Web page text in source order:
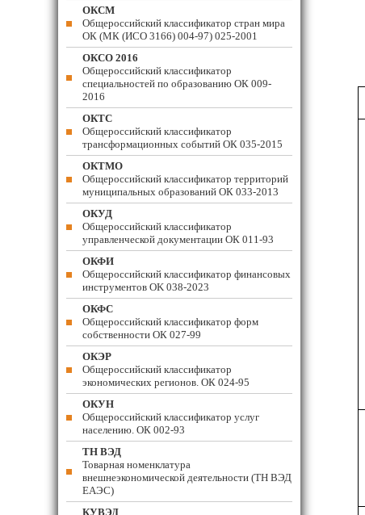
ОКСМ
Общероссийский классификатор стран мира
ОК (МК (ИСО 3166) 004-97) 025-2001
ОКСО 2016
Общероссийский классификатор
специальностей по образованию ОК 009-
2016
ОКТС
Общероссийский классификатор
трансформационных событий ОК 035-2015
ОКТМО
Общероссийский классификатор территорий
муниципальных образований ОК 033-2013
ОКУД
Общероссийский классификатор
управленческой документации ОК 011-93
ОКФИ
Общероссийский классификатор финансовых
инструментов OK 038-2023
ОКФС
Общероссийский классификатор форм
собственности ОК 027-99
ОКЭР
Общероссийский классификатор
экономических регионов. ОК 024-95
ОКУН
Общероссийский классификатор услуг
населению. ОК 002-93
ТН ВЭД
Товарная номенклатура
внешнеэкономической деятельности (ТН ВЭД
ЕАЭС)
КУВЭД